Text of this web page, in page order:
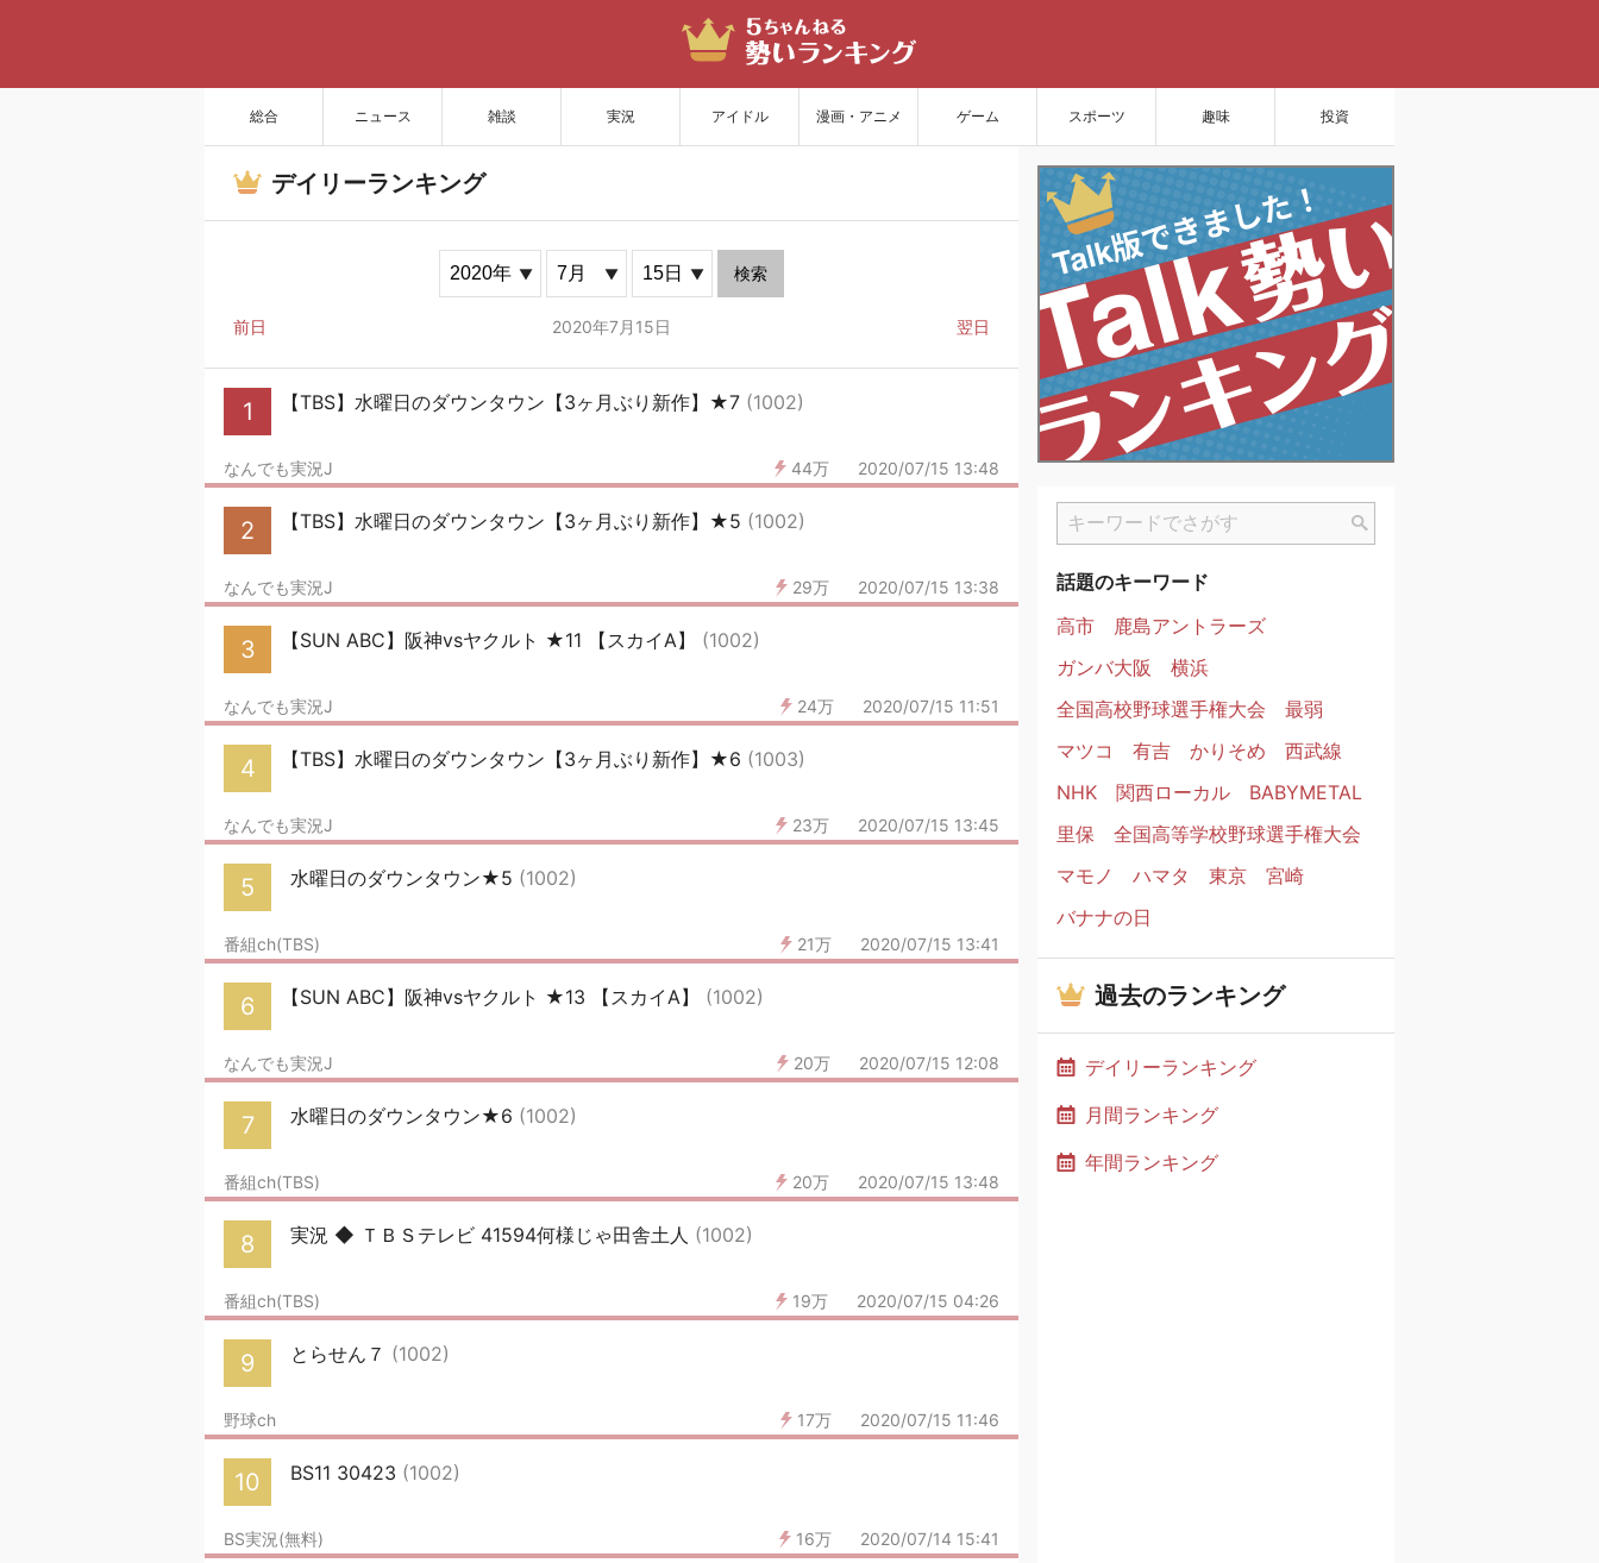
総合 ニュース 雑談 実況 アイドル 漫画・アニメ ゲーム スポーツ 趣味 投資
デイリーランキング
検索
前日 2020年7月15日 翌日
1 【TBS】水曜日のダウンタウン【3ヶ月ぶり新作】★7 (1002)
44万 2020/07/15 13:48
なんでも実況J
2 【TBS】水曜日のダウンタウン【3ヶ月ぶり新作】★5 (1002)
29万 2020/07/15 13:38
なんでも実況J
3 【SUN ABC】阪神vsヤクルト ★11 【スカイA】 (1002)
24万 2020/07/15 11:51
なんでも実況J
4 【TBS】水曜日のダウンタウン【3ヶ月ぶり新作】★6 (1003)
23万 2020/07/15 13:45
なんでも実況J
5 水曜日のダウンタウン★5 (1002)
21万 2020/07/15 13:41
番組ch(TBS)
6 【SUN ABC】阪神vsヤクルト ★13 【スカイA】 (1002)
20万 2020/07/15 12:08
なんでも実況J
7 水曜日のダウンタウン★6 (1002)
20万 2020/07/15 13:48
番組ch(TBS)
8 実況 ◆ ＴＢＳテレビ 41594何様じゃ田舎土人 (1002)
19万 2020/07/15 04:26
番組ch(TBS)
9 とらせん７ (1002)
17万 2020/07/15 11:46
野球ch
10 BS11 30423 (1002)
16万 2020/07/14 15:41
BS実況(無料)
話題のキーワード
高市
鹿島アントラーズ
ガンバ大阪
横浜
全国高校野球選手権大会
最弱
マツコ
有吉 かりそめ
西武線
NHK
関西ローカル
BABYMETAL
里保
全国高等学校野球選手権大会
マモノ
ハマタ 東京
宮崎
バナナの日
過去のランキング
デイリーランキング
月間ランキング
年間ランキング